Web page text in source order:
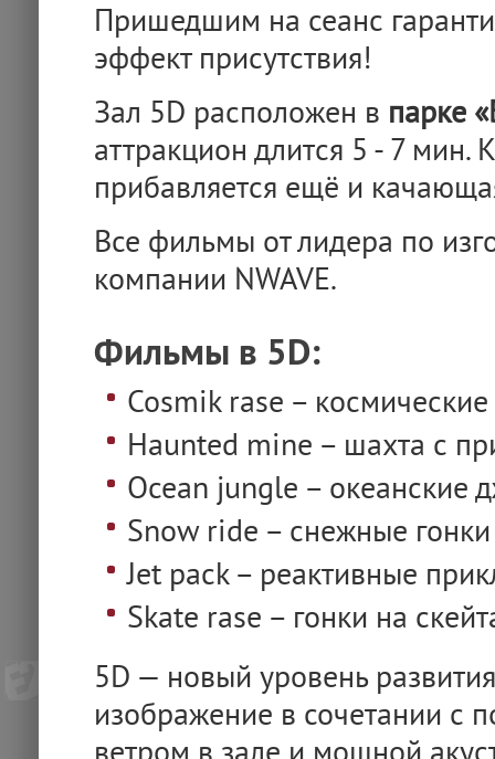
Пришедшим на сеанс
эффект присутствия!
Зал 5D расположен в парке
аттракцион длится 5 - 7
прибавляется ещё и
Все фильмы от лидера по
компании NWAVE.
Фильмы в 5D:
Cosmik rase – космические
Haunted mine – шахта с
Ocean jungle – океанские
Snow ride – снежные гонки
Jet pack – реактивные
Skate rase – гонки на
5D — новый уровень
изображение в сочетании с